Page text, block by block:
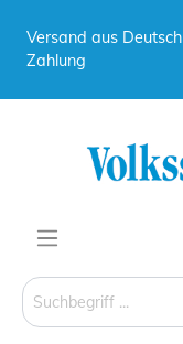
Versand aus
Zahlung